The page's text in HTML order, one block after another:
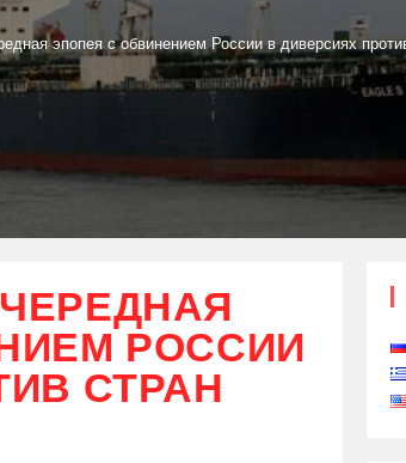
эпопея с обвинением России в диверсиях
РОССИИ
СТРАН